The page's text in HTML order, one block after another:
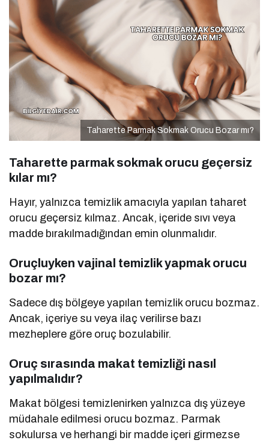
Taharette Parmak Sokmak Orucu Bozar mı?
Taharette parmak sokmak orucu geçersiz
kılar mı?
Hayır, yalnızca temizlik amacıyla yapılan taharet
orucu geçersiz kılmaz. Ancak, içeride sıvı veya
madde bırakılmadığından emin olunmalıdır.
Oruçluyken vajinal temizlik yapmak orucu
bozar mı?
Sadece dış bölgeye yapılan temizlik orucu bozmaz.
Ancak, içeriye su veya ilaç verilirse bazı
mezheplere göre oruç bozulabilir.
Oruç sırasında makat temizliği nasıl
yapılmalıdır?
Makat bölgesi temizlenirken yalnızca dış yüzeye
müdahale edilmesi orucu bozmaz. Parmak
sokulursa ve herhangi bir madde içeri girmezse